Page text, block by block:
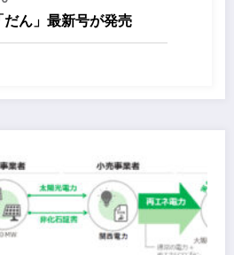
ん」最新号が発売